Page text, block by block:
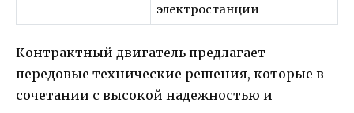
электростанции
Контрактный двигатель предлагает
передовые технические решения, которые в
сочетании с высокой надежностью и